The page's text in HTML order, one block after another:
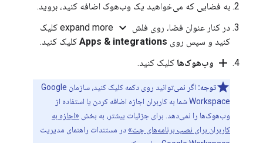
به فضایی که می‌خواهید یک وب‌هوک اضافه کنید، بروید.
در کنار عنوان فضا، روی فلش expand_more
expand more کلیک
کنید و سپس روی Apps & integrations کلیک کنید.
add وب‌هوک‌ها کلیک کنید.
توجه:
اگر نمی‌توانید روی دکمه کلیک کنید، سازمان Google
Workspace شما به کاربران اجازه اضافه کردن یا استفاده از
وب‌هوک‌ها را نمی‌دهد. برای جزئیات بیشتر، به بخش «اجازه به
کاربران برای نصب برنامه‌های چت» در مستندات راهنمای مدیریت